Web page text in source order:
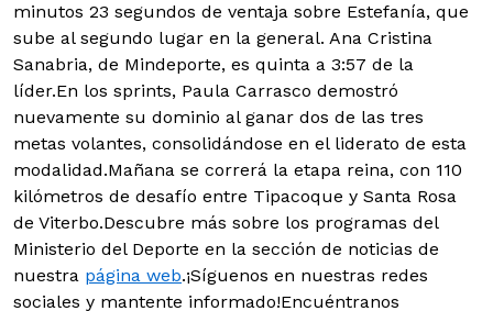
minutos 23 segundos de ventaja sobre Estefanía, que
sube al segundo lugar en la general. Ana Cristina
Sanabria, de Mindeporte, es quinta a 3:57 de la
líder.En los sprints, Paula Carrasco demostró
nuevamente su dominio al ganar dos de las tres
metas volantes, consolidándose en el liderato de esta
modalidad.Mañana se correrá la etapa reina, con 110
kilómetros de desafío entre Tipacoque y Santa Rosa
de Viterbo.Descubre más sobre los programas del
Ministerio del Deporte en la sección de noticias de
nuestra página web.¡Síguenos en nuestras redes
sociales y mantente informado!Encuéntranos